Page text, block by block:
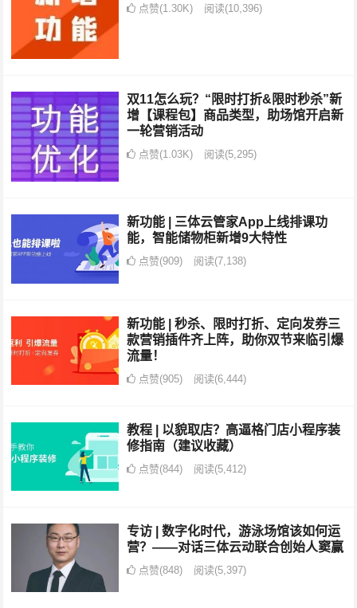
点赞(1.30K) 阅读(10,396)
双11怎么玩？“限时打折&限时秒杀”新
增【课程包】商品类型，助场馆开启新
一轮营销活动
点赞(1.03K) 阅读(5,295)
新功能 | 三体云管家App上线排课功
能，智能储物柜新增9大特性
点赞(909) 阅读(7,138)
新功能 | 秒杀、限时打折、定向发券三
款营销插件齐上阵，助你双节来临引爆
流量！
点赞(905) 阅读(6,444)
教程 | 以貌取店？高逼格门店小程序装
修指南（建议收藏）
点赞(844) 阅读(5,412)
专访 | 数字化时代，游泳场馆该如何运
营？——对话三体云动联合创始人窦赢
点赞(848) 阅读(5,397)